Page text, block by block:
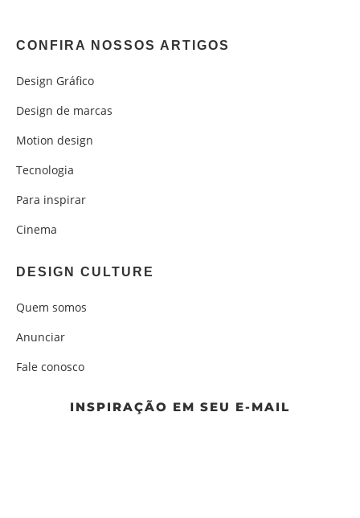
CONFIRA NOSSOS ARTIGOS
Design Gráfico
Design de marcas
Motion design
Tecnologia
Para inspirar
Cinema
DESIGN CULTURE
Quem somos
Anunciar
Fale conosco
INSPIRAÇÃO EM SEU E-MAIL